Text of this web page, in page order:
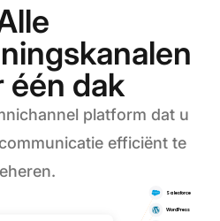
één dak​
platform dat u
efficiënt te